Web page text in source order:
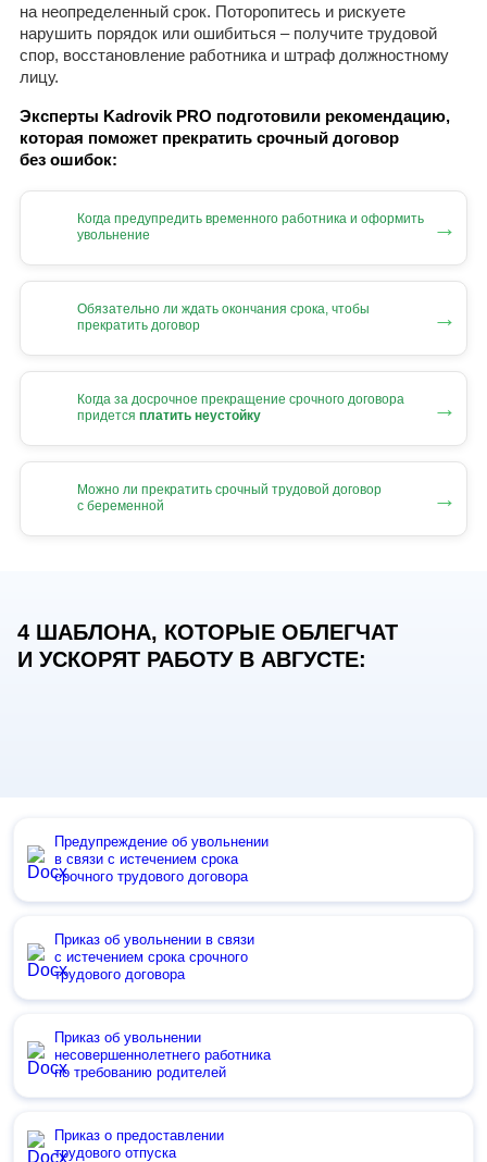
на неопределенный срок. Поторопитесь и рискуете
нарушить порядок или ошибиться – получите трудовой
спор, восстановление работника и штраф должностному
лицу.
Эксперты Kadrovik PRO подготовили рекомендацию,
которая поможет прекратить срочный договор
без ошибок:
Когда предупредить временного работника и оформить
увольнение
→
Обязательно ли ждать окончания срока, чтобы
прекратить договор
→
Когда за досрочное прекращение срочного договора
придется платить неустойку →
Можно ли прекратить срочный трудовой договор
с беременной
→
4 ШАБЛОНА, КОТОРЫЕ ОБЛЕГЧАТ
И УСКОРЯТ РАБОТУ В АВГУСТЕ:
Предупреждение об увольнении
в связи с истечением срока
срочного трудового договора
Приказ об увольнении в связи
с истечением срока срочного
трудового договора
Приказ об увольнении
несовершеннолетнего работника
по требованию родителей
Приказ о предоставлении
трудового отпуска